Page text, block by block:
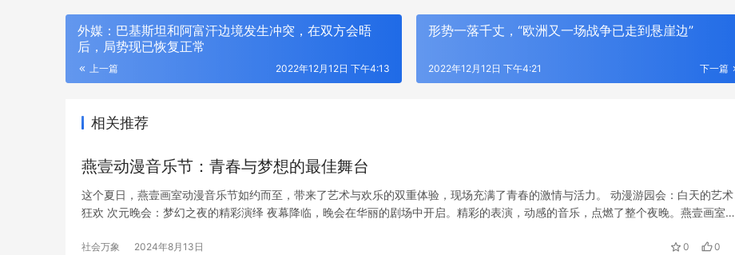
外媒：巴基斯坦和阿富汗边境发生冲突，在双方会晤
后，局势现已恢复正常
上一篇 2022年12月12日 下午4:13
形势一落千丈，“欧洲又一场战争已走到悬崖边”
下一篇
2022年12月12日 下午4:21
相关推荐
燕壹动漫音乐节：青春与梦想的最佳舞台
这个夏日，燕壹画室动漫音乐节如约而至，带来了艺术与欢乐的双重体验，现场充满了青春的激情与活力。 动漫游园会：白天的艺术
狂欢 次元晚会：梦幻之夜的精彩演绎 夜幕降临，晚会在华丽的剧场中开启。精彩的表演，动感的音乐，点燃了整个夜晚。燕壹画室为
机、绘…
社会万象 2024年8月13日 0 0